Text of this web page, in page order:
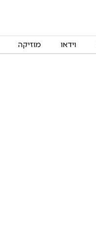
וידאו מוזיקה